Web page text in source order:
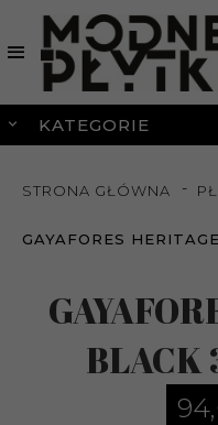
KATEGORIE
STRONA GŁÓWNA
GAYAFORES
BLACK
94,